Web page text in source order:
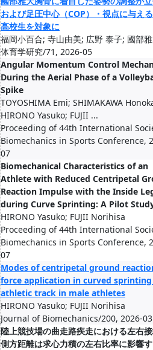
および足圧中心（COP）・視点に与え
高校生を対象に
福岡小百合; 寺山由美; 広野 泰子; 國部
体育学研究/71, 2026-05
Angular Momentum Control
During the Aerial Phase of a
Spike
TOYOSHIMA Emi; SHIMAKAWA
HIRONO Yasuko; FUJII ...
Proceeding of 44th International
Biomechanics in Sports Conference,
07
Biomechanical Characteristics of an
Athlete with Reduced Centripetal
Reaction Impulse with the Inside
during Curve Sprinting: A Pilot
HIRONO Yasuko; FUJII Norihisa
Proceeding of 44th International
Biomechanics in Sports Conference,
07
Modes of centripetal ground
force application in curved
athletic track in male athletes
HIRONO Yasuko; FUJII Norihisa
Journal of Biomechanics/200, 2026-03
陸上競技場の曲走路疾走における左右
側方距離は求心力積の左右比率に影響